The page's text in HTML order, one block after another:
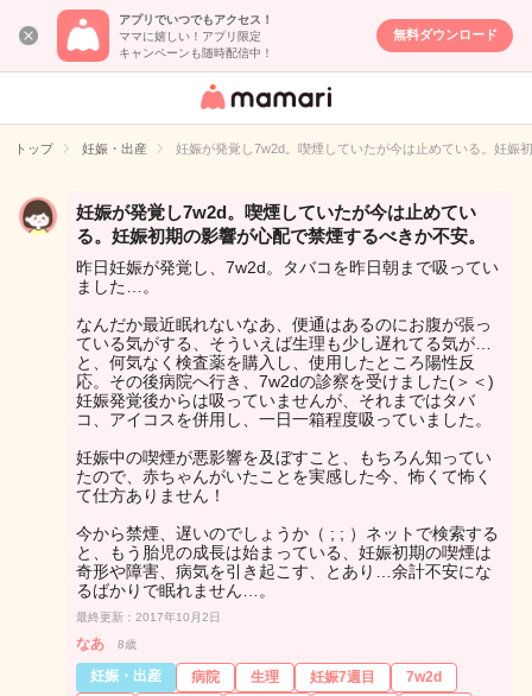
アプリでいつでもアクセス！
ママに嬉しい！アプリ限定
キャンペーンも随時配信中！
無料ダウンロード
女性専用匿名QA
イト
トップ 妊娠・出産 妊娠が発覚し7w2d。喫煙していたが今は止めている。妊娠
妊娠が発覚し7w2d。喫煙していたが今は止めてい
る。妊娠初期の影響が心配で禁煙するべきか不安。
昨日妊娠が発覚し、7w2d。タバコを昨日朝まで吸ってい
ました…。
なんだか最近眠れないなあ、便通はあるのにお腹が張っ
ている気がする、そういえば生理も少し遅れてる気が…
と、何気なく検査薬を購入し、使用したところ陽性反
応。その後病院へ行き、7w2dの診察を受けました(＞＜)
妊娠発覚後からは吸っていませんが、それまではタバ
コ、アイコスを併用し、一日一箱程度吸っていました。
妊娠中の喫煙が悪影響を及ぼすこと、もちろん知ってい
たので、赤ちゃんがいたことを実感した今、怖くて怖く
て仕方ありません！
今から禁煙、遅いのでしょうか（ ; ; ）ネットで検索する
と、もう胎児の成長は始まっている、妊娠初期の喫煙は
奇形や障害、病気を引き起こす、とあり…余計不安にな
るばかりで眠れません…。
最終更新：2017年10月2日
なあ 8歳
妊娠・出産 病院 生理 妊娠7週目
7w2d